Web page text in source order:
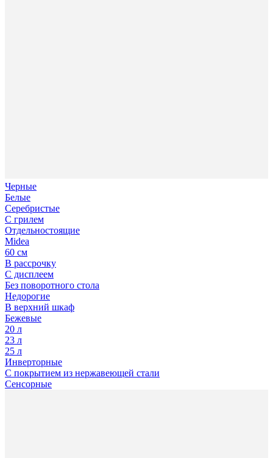
Черные
Белые
Серебристые
С грилем
Отдельностоящие
Midea
60 см
В рассрочку
С дисплеем
Без поворотного стола
Недорогие
В верхний шкаф
Бежевые
20 л
23 л
25 л
Инверторные
С покрытием из нержавеющей стали
Сенсорные